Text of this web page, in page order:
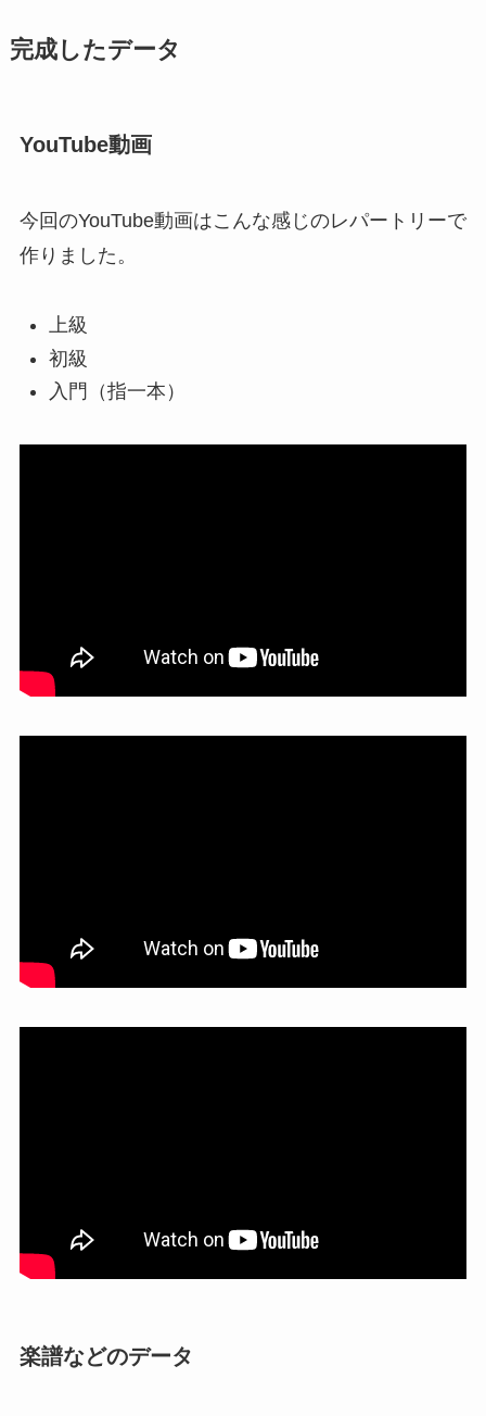
完成したデータ
YouTube動画
今回のYouTube動画はこんな感じのレパートリーで
作りました。
上級
初級
入門（指一本）
楽譜などのデータ